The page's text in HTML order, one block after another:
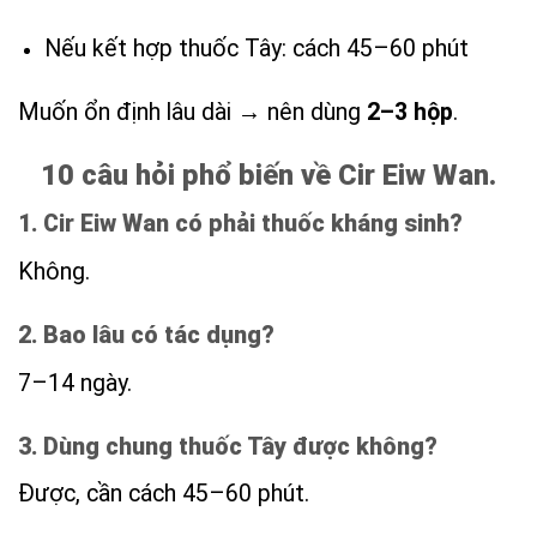
Nếu kết hợp thuốc Tây: cách 45–60 phút
Muốn ổn định lâu dài → nên dùng 2–3 hộp.
10 câu hỏi phổ biến về Cir Eiw Wan.
1. Cir Eiw Wan có phải thuốc kháng sinh?
Không.
2. Bao lâu có tác dụng?
7–14 ngày.
3. Dùng chung thuốc Tây được không?
Được, cần cách 45–60 phút.